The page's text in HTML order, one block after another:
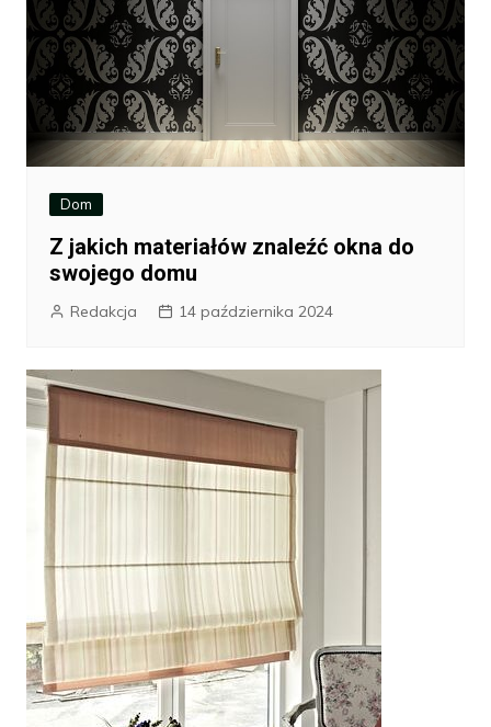
Dom
Z jakich materiałów znaleźć okna do
swojego domu
Redakcja 14 października 2024